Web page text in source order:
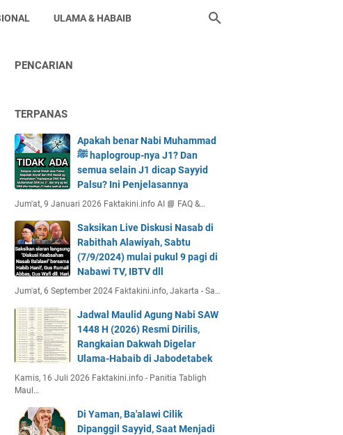
ULAMA & HABAIB
PENCARIAN
TERPANAS
Apakah benar Nabi Muhammad
ﷺ haplogroup-nya J1? Dan
semua selain J1 dicap Sayyid
Palsu? Ini Penjelasannya
Jum'at, 9 Januari 2026 Faktakini.info AI 📘 FAQ &…
Saksikan Live Diskusi Nasab di
Rabithah Alawiyah, Sabtu
(7/9/2024) mulai pukul 9 pagi di
Nabawi TV, IBTV dll
Jum'at, 6 September 2024 Faktakini.info, Jakarta - Sa…
Jadwal Maulid Agung Nabi SAW
1448 H (2026) Resmi Dirilis,
Rangkaian Dakwah Digelar
Ulama-Habaib di Jabodetabek
Kamis, 16 Juli 2026 Faktakini.info - Panitia Tabligh
Maul…
Di Yaman, Ba'alawi Cilik
Dipanggil Sayyid, Saat Menjadi